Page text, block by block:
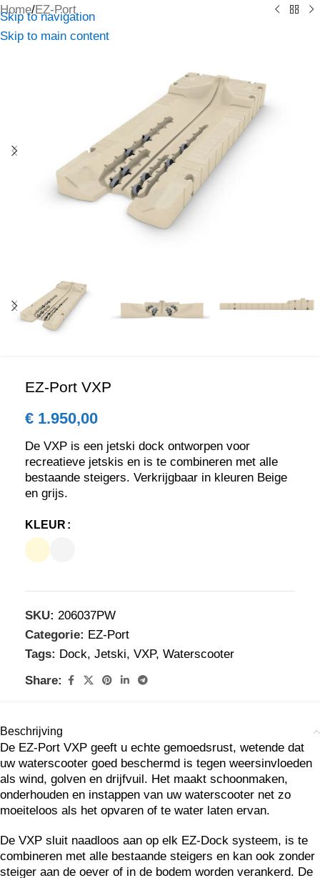
Skip to navigation
Skip to main content
Home/EZ-Port
EZ-Port VXP
€ 1.950,00
De VXP is een jetski dock ontworpen voor
recreatieve jetskis en is te combineren met alle
bestaande steigers. Verkrijgbaar in kleuren Beige
en grijs.
KLEUR
SKU: 206037PW
Categorie: EZ-Port
Tags: Dock, Jetski, VXP, Waterscooter
Share:
Beschrijving
De EZ-Port VXP geeft u echte gemoedsrust, wetende dat
uw waterscooter goed beschermd is tegen weersinvloeden
als wind, golven en drijfvuil. Het maakt schoonmaken,
onderhouden en instappen van uw waterscooter net zo
moeiteloos als het opvaren of te water laten ervan.
De VXP sluit naadloos aan op elk EZ-Dock systeem, is te
combineren met alle bestaande steigers en kan ook zonder
steiger aan de oever of in de bodem worden verankerd. De